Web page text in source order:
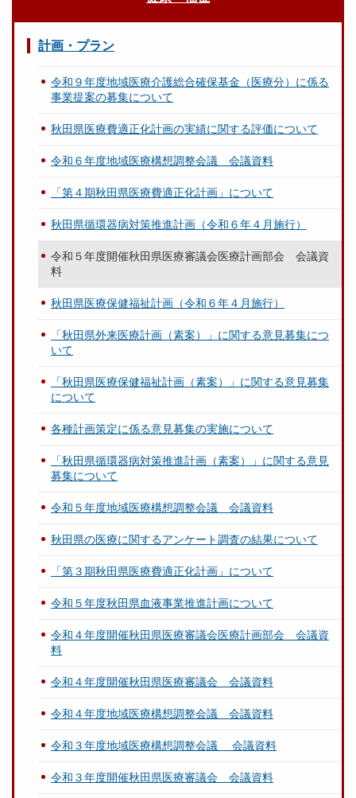
計画・プラン
令和９年度地域医療介護総合確保基金（医療分）に係る
事業提案の募集について
秋田県医療費適正化計画の実績に関する評価について
令和６年度地域医療構想調整会議 会議資料
「第４期秋田県医療費適正化計画」について
秋田県循環器病対策推進計画（令和６年４月施行）
令和５年度開催秋田県医療審議会医療計画部会 会議資
料
秋田県医療保健福祉計画（令和６年４月施行）
「秋田県外来医療計画（素案）」に関する意見募集につ
いて
「秋田県医療保健福祉計画（素案）」に関する意見募集
について
各種計画策定に係る意見募集の実施について
「秋田県循環器病対策推進計画（素案）」に関する意見
募集について
令和５年度地域医療構想調整会議 会議資料
秋田県の医療に関するアンケート調査の結果について
「第３期秋田県医療費適正化計画」について
令和５年度秋田県血液事業推進計画について
令和４年度開催秋田県医療審議会医療計画部会 会議資
料
令和４年度開催秋田県医療審議会 会議資料
令和４年度地域医療構想調整会議 会議資料
令和３年度地域医療構想調整会議 会議資料
令和３年度開催秋田県医療審議会 会議資料